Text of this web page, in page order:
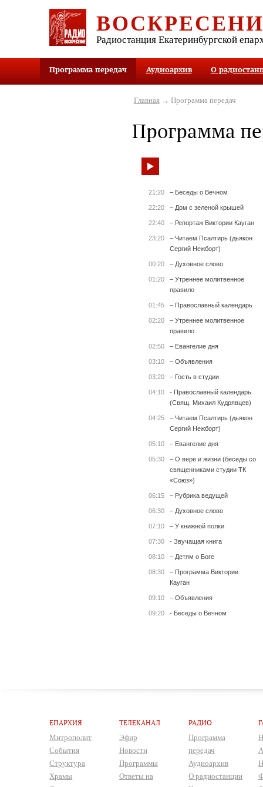
Радиостанция Екатеринбургской
Программа передач Аудиоархив О
Главная→ Программа передач
Программа
21:20 – Беседы о Вечном
22:20 – Дом с зеленой крышей
22:40 – Репортаж Виктории Кауган
23:20
– Читаем Псалтирь (дьякон
Сергий Нежборт)
00:20 – Духовное слово
01:20
– Утреннее молитвенное
правило
01:45 – Православный календарь
02:20
– Утреннее молитвенное
правило
02:50 – Евангелие дня
03:10 – Объявления
03:20 – Гость в студии
04:10
- Православный календарь
(Свящ. Михаил Кудрявцев)
04:25
– Читаем Псалтирь (дьякон
Сергий Нежборт)
05:10 – Евангелие дня
05:30
– О вере и жизни (беседы со
священниками студии ТК
«Союз»)
06:15 – Рубрика ведущей
06:30 – Духовное слово
07:10 – У книжной полки
07:30 - Звучащая книга
08:10 – Детям о Боге
08:30
– Программа Виктории
Кауган
09:10 – Объявления
09:20 - Беседы о Вечном
ЕПАРХИЯ
Митрополит
События
Структура
Храмы
ТЕЛЕКАНАЛ
Эфир
Новости
Программы
Ответы на
РАДИО
Программа
передач
Аудиоархив
О радиостанции